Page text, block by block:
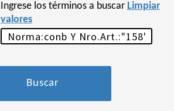
Ingrese los términos a buscar Limpiar
valores